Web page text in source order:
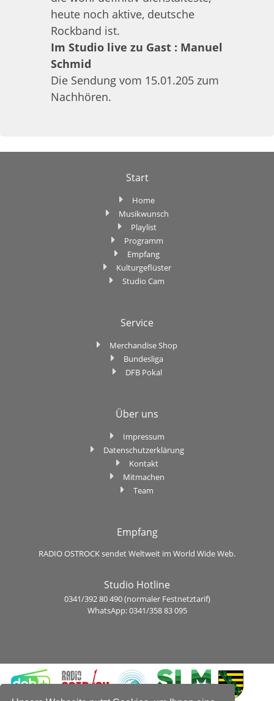
heute noch aktive, deutsche
Rockband ist.
Im Studio live zu Gast : Manuel
Schmid
Die Sendung vom 15.01.205 zum
Nachhören.
Start
Home
Musikwunsch
Playlist
Programm
Empfang
Kulturgeflüster
Studio Cam
Service
Merchandise Shop
Bundesliga
DFB Pokal
Über uns
Impressum
Datenschutzerklärung
Kontakt
Mitmachen
Team
Empfang
RADIO OSTROCK sendet Weltweit im World Wide Web.
Studio Hotline
0341/392 80 490 (normaler Festnetztarif)
WhatsApp: 0341/358 83 095